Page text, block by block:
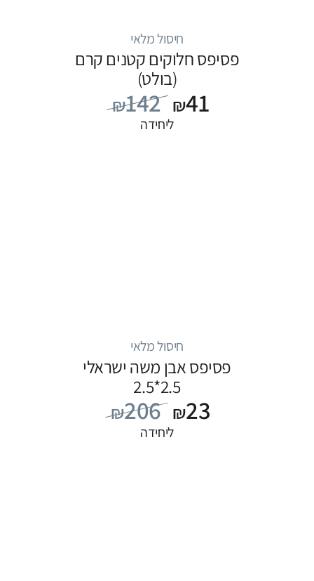
חיסול מלאי
פסיפס חלוקים קטנים קרם
(בולט)
₪142 ₪41
ליחידה
חיסול מלאי
פסיפס אבן משה ישראלי
2.5*2.5
₪206 ₪23
ליחידה